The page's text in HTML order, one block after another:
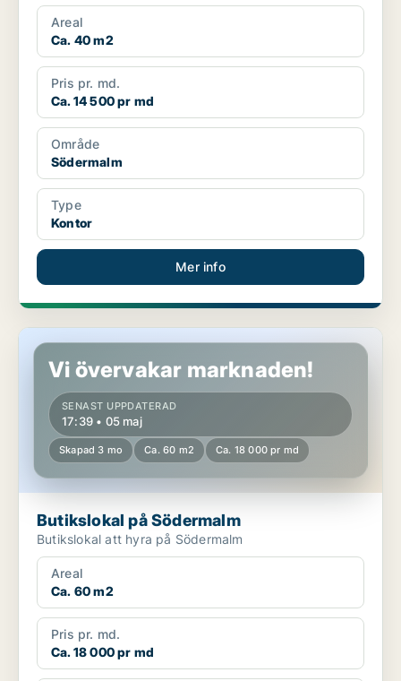
Areal
Ca. 40 m2
Pris pr. md.
Ca. 14 500 pr md
Område
Södermalm
Type
Kontor
Mer info
Butikslokal på Södermalm
Vi övervakar marknaden!
SENAST UPPDATERAD
17:39 • 05 maj
Skapad 3 mo Ca. 60 m2 Ca. 18 000 pr md
Butikslokal på Södermalm
Butikslokal att hyra på Södermalm
Areal
Ca. 60 m2
Pris pr. md.
Ca. 18 000 pr md